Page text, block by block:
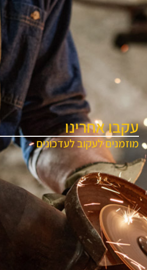
עקבו אחרינו
מוזמנים לעקוב לעדכונים